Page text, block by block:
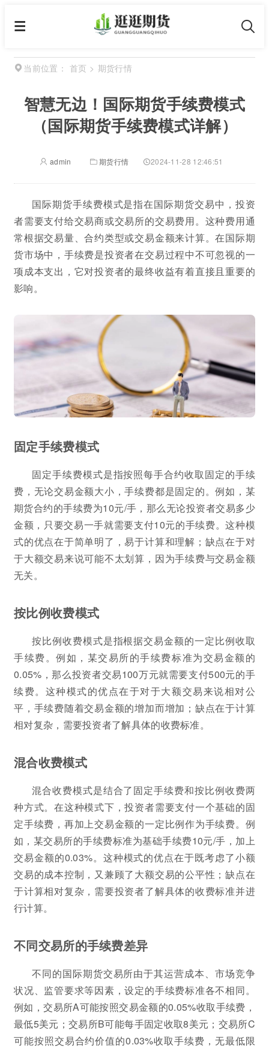
当前位置： 首页 > 期货行情
智慧无边！国际期货手续费模式
（国际期货手续费模式详解）
admin 期货行情 2024-11-28 12:46:51
国际期货手续费模式是指在国际期货交易中，投资
者需要支付给交易商或交易所的交易费用。这种费用通
常根据交易量、合约类型或交易金额来计算。在国际期
货市场中，手续费是投资者在交易过程中不可忽视的一
项成本支出，它对投资者的最终收益有着直接且重要的
影响。
固定手续费模式
固定手续费模式是指按照每手合约收取固定的手续
费，无论交易金额大小，手续费都是固定的。例如，某
期货合约的手续费为10元/手，那么无论投资者交易多少
金额，只要交易一手就需要支付10元的手续费。这种模
式的优点在于简单明了，易于计算和理解；缺点在于对
于大额交易来说可能不太划算，因为手续费与交易金额
无关。
按比例收费模式
按比例收费模式是指根据交易金额的一定比例收取
手续费。例如，某交易所的手续费标准为交易金额的
0.05%，那么投资者交易100万元就需要支付500元的手
续费。这种模式的优点在于对于大额交易来说相对公
平，手续费随着交易金额的增加而增加；缺点在于计算
相对复杂，需要投资者了解具体的收费标准。
混合收费模式
混合收费模式是结合了固定手续费和按比例收费两
种方式。在这种模式下，投资者需要支付一个基础的固
定手续费，再加上交易金额的一定比例作为手续费。例
如，某交易所的手续费标准为基础手续费10元/手，加上
交易金额的0.03%。这种模式的优点在于既考虑了小额
交易的成本控制，又兼顾了大额交易的公平性；缺点在
于计算相对复杂，需要投资者了解具体的收费标准并进
行计算。
不同交易所的手续费差异
不同的国际期货交易所由于其运营成本、市场竞争
状况、监管要求等因素，设定的手续费标准各不相同。
例如，交易所A可能按照交易金额的0.05%收取手续费，
最低5美元；交易所B可能每手固定收取8美元；交易所C
可能按照交易合约价值的0.03%收取手续费，无最低限